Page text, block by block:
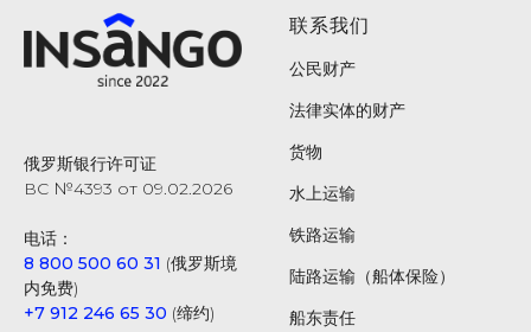
俄罗斯银行许可证
ВС №4393 от 09.02.2026
电话：
8 800 500 60 31 (俄罗斯境
内免费)
+7 912 246 65 30 (缔约)
联系我们
公民财产
法律实体的财产
货物
水上运输
铁路运输
陆路运输（船体保险）
船东责任